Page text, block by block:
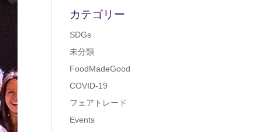
カテゴリー
SDGs
未分類
FoodMadeGood
COVID-19
フェアトレード
Events